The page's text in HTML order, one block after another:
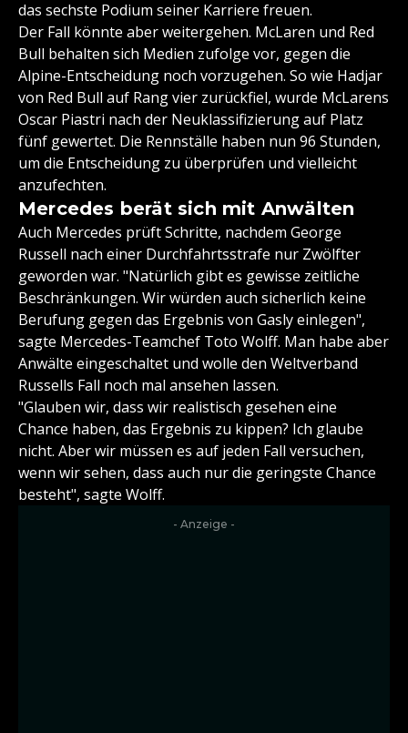
das sechste Podium seiner Karriere freuen.
Der Fall könnte aber weitergehen. McLaren und Red
Bull behalten sich Medien zufolge vor, gegen die
Alpine-Entscheidung noch vorzugehen. So wie Hadjar
von Red Bull auf Rang vier zurückfiel, wurde McLarens
Oscar Piastri nach der Neuklassifizierung auf Platz
fünf gewertet. Die Rennställe haben nun 96 Stunden,
um die Entscheidung zu überprüfen und vielleicht
anzufechten.
Mercedes berät sich mit Anwälten
Auch Mercedes prüft Schritte, nachdem George
Russell nach einer Durchfahrtsstrafe nur Zwölfter
geworden war. "Natürlich gibt es gewisse zeitliche
Beschränkungen. Wir würden auch sicherlich keine
Berufung gegen das Ergebnis von Gasly einlegen",
sagte Mercedes-Teamchef Toto Wolff. Man habe aber
Anwälte eingeschaltet und wolle den Weltverband
Russells Fall noch mal ansehen lassen.
"Glauben wir, dass wir realistisch gesehen eine
Chance haben, das Ergebnis zu kippen? Ich glaube
nicht. Aber wir müssen es auf jeden Fall versuchen,
wenn wir sehen, dass auch nur die geringste Chance
besteht", sagte Wolff.
- Anzeige -